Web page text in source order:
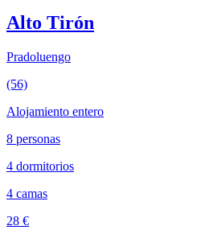
Alto Tirón
Pradoluengo
(56)
Alojamiento entero
8 personas
4 dormitorios
4 camas
28 €